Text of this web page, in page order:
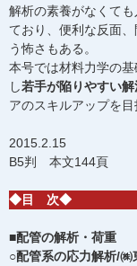
解析の素養がなくて
ており、便利な反面
う怖さもある。
本号では材料力学の
し若手が陥りやすい解
アのスキルアップを目
2015.2.15
B5判 本文144頁
◆目 次◆
■配管の解析・荷重
○配管系の応力解析/㈱